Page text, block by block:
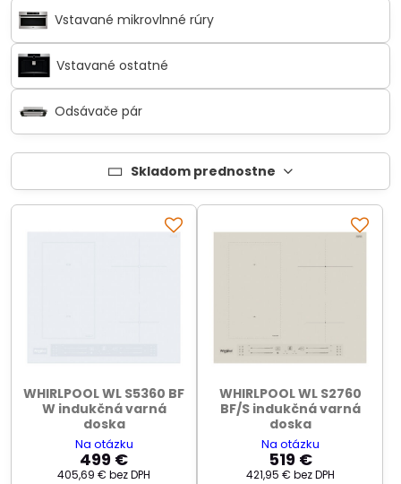
Vstavané mikrovlnné rúry
Vstavané ostatné
Odsávače pár
Skladom prednostne
WHIRLPOOL WL S5360 BF
W indukčná varná
doska
Na otázku
499 €
405,69 € bez DPH
WHIRLPOOL WL S2760
BF/S indukčná varná
doska
Na otázku
519 €
421,95 € bez DPH